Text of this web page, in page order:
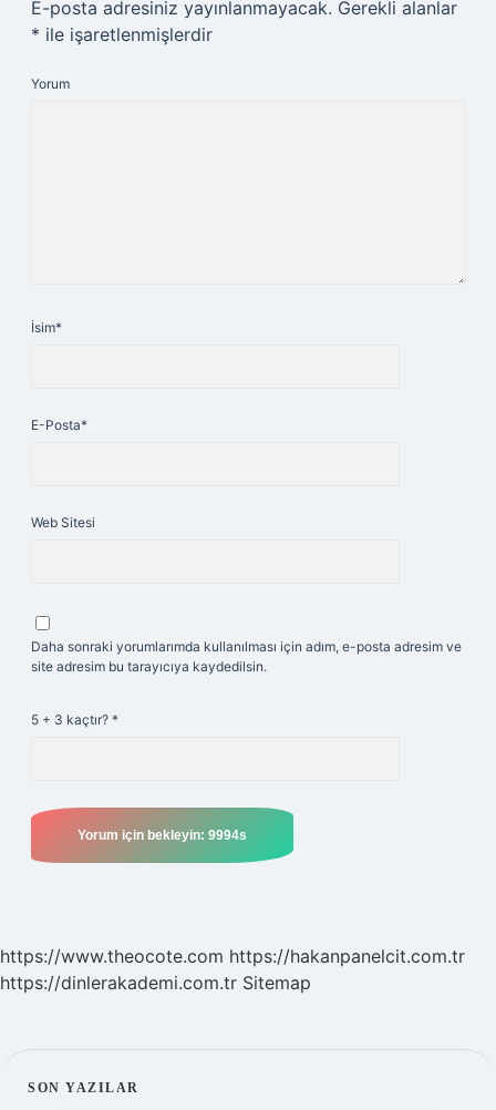
E-posta adresiniz yayınlanmayacak. Gerekli alanlar
* ile işaretlenmişlerdir
Yorum
İsim*
E-Posta*
Web Sitesi
Daha sonraki yorumlarımda kullanılması için adım, e-posta adresim ve
site adresim bu tarayıcıya kaydedilsin.
5 + 3 kaçtır? *
https://www.theocote.com https://hakanpanelcit.com.tr
https://dinlerakademi.com.tr Sitemap
SON YAZILAR